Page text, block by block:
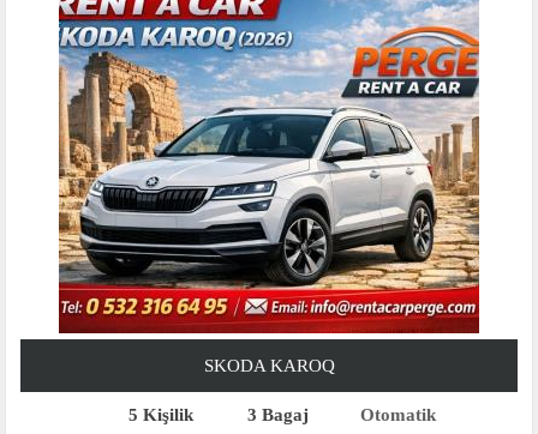
SKODA KAROQ
5 Kişilik 3 Bagaj Otomatik